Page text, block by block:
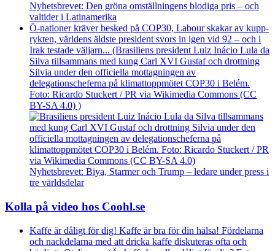
Nyhetsbrevet: Den gröna omställningens blodiga pris – och
valtider i Latinamerika
Ö-nationer kräver besked på COP30, Labour skakar av kupp­
rykten, världens äldste president svors in igen vid 92 – och i
Irak testade väljarn... (Brasiliens president Luiz Inácio Lula da
Silva tillsammans med kung Carl XVI Gustaf och drottning
Silvia under den officiella mottagningen av
delegationscheferna på klimattoppmötet COP30 i Belém.
Foto: Ricardo Stuckert / PR via Wikimedia Commons (CC
BY-SA 4.0) )
Nyhetsbrevet: Biya, Starmer och Trump – ledare under press i
tre världsdelar
Kolla på video hos Coohl.se
Kaffe är dåligt för dig! Kaffe är bra för din hälsa! Fördelarna
och nackdelarna med att dricka kaffe diskuteras ofta och